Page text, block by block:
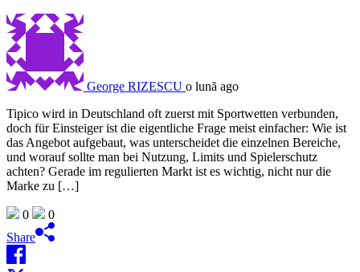
George RIZESCU o lună ago
Tipico wird in Deutschland oft zuerst mit Sportwetten verbunden,
doch für Einsteiger ist die eigentliche Frage meist einfacher: Wie ist
das Angebot aufgebaut, was unterscheidet die einzelnen Bereiche,
und worauf sollte man bei Nutzung, Limits und Spielerschutz
achten? Gerade im regulierten Markt ist es wichtig, nicht nur die
Marke zu […]
0
0
Share